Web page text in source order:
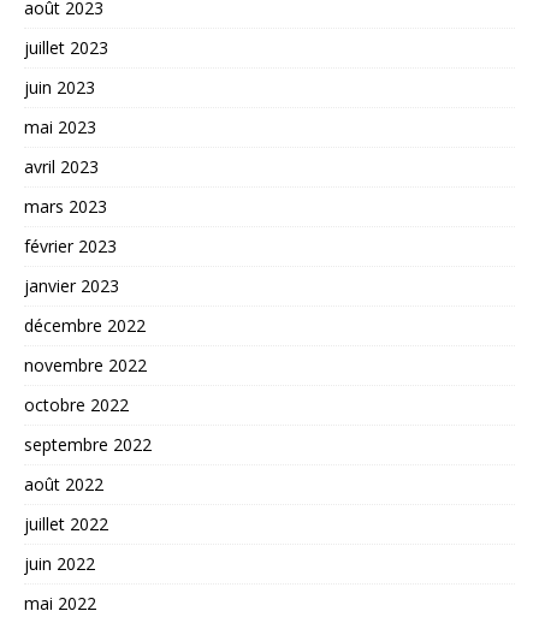
août 2023
juillet 2023
juin 2023
mai 2023
avril 2023
mars 2023
février 2023
janvier 2023
décembre 2022
novembre 2022
octobre 2022
septembre 2022
août 2022
juillet 2022
juin 2022
mai 2022